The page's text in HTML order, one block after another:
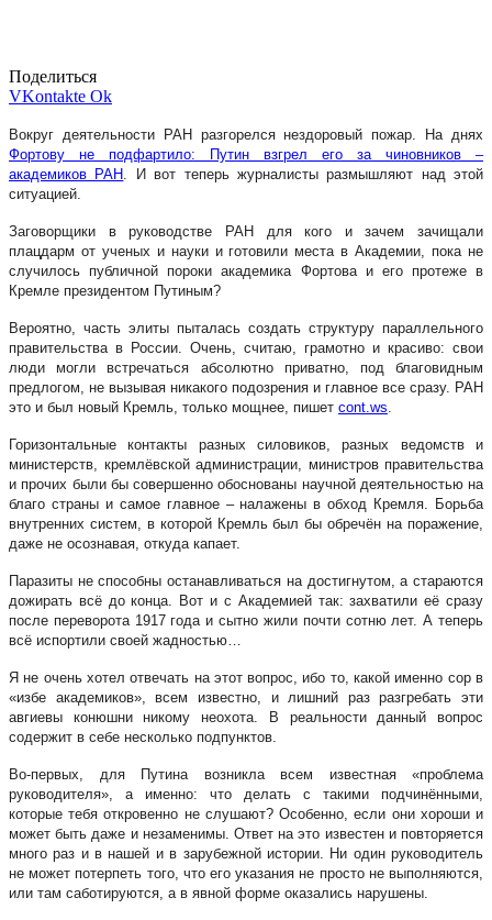
Поделиться
VKontakte Ok
Вокруг деятельности РАН разгорелся нездоровый пожар. На днях
Фортову не подфартило: Путин взгрел его за чиновников –
академиков РАН . И вот теперь журналисты размышляют над этой
ситуацией.
Заговорщики в руководстве РАН для кого и зачем зачищали
плацдарм от ученых и науки и готовили места в Академии, пока не
случилось публичной пороки академика Фортова и его протеже в
Кремле президентом Путиным?
Вероятно, часть элиты пыталась создать структуру параллельного
правительства в России. Очень, считаю, грамотно и красиво: свои
люди могли встречаться абсолютно приватно, под благовидным
предлогом, не вызывая никакого подозрения и главное все сразу. РАН
это и был новый Кремль, только мощнее, пишет cont.ws
Горизонтальные контакты разных силовиков, разных ведомств и
министерств, кремлёвской администрации, министров правительства
и прочих были бы совершенно обоснованы научной деятельностью на
благо страны и самое главное – налажены в обход Кремля. Борьба
внутренних систем, в которой Кремль был бы обречён на поражение,
даже не осознавая, откуда капает.
Паразиты не способны останавливаться на достигнутом, а стараются
дожирать всё до конца. Вот и с Академией так: захватили её сразу
после переворота 1917 года и сытно жили почти сотню лет. А теперь
всё испортили своей жадностью…
Я не очень хотел отвечать на этот вопрос, ибо то, какой именно сор в
«избе академиков», всем известно, и лишний раз разгребать эти
авгиевы конюшни никому неохота. В реальности данный вопрос
содержит в себе несколько подпунктов.
Во-первых, для Путина возникла всем известная «проблема
руководителя», а именно: что делать с такими подчинёнными,
которые тебя откровенно не слушают? Особенно, если они хороши и
может быть даже и незаменимы. Ответ на это известен и повторяется
много раз и в нашей и в зарубежной истории. Ни один руководитель
не может потерпеть того, что его указания не просто не выполняются,
или там саботируются, а в явной форме оказались нарушены.